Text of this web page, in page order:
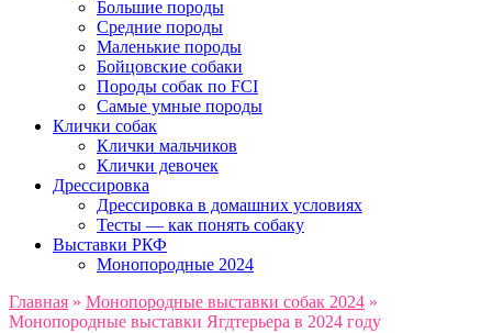
Большие породы
Средние породы
Маленькие породы
Бойцовские собаки
Породы собак по FCI
Самые умные породы
Клички собак
Клички мальчиков
Клички девочек
Дрессировка
Дрессировка в домашних условиях
Тесты — как понять собаку
Выставки РКФ
Монопородные 2024
Главная » Монопородные выставки собак 2024 »
Монопородные выставки Ягдтерьера в 2024 году